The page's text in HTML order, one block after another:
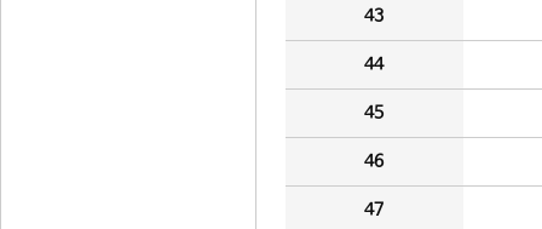
43
44
45
46
47